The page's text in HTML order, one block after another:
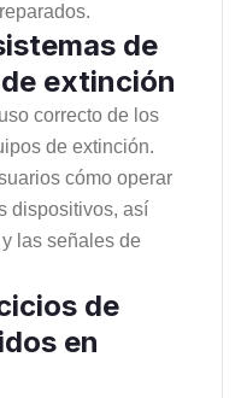
de
extinción
correcto de los
de extinción.
cómo operar
dispositivos, así
las señales de
de
en